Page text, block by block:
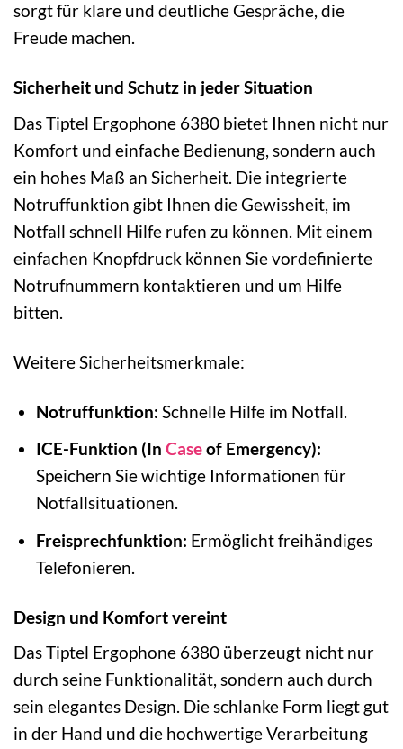
sorgt für klare und deutliche Gespräche, die
Freude machen.
Sicherheit und Schutz in jeder Situation
Das Tiptel Ergophone 6380 bietet Ihnen nicht nur
Komfort und einfache Bedienung, sondern auch
ein hohes Maß an Sicherheit. Die integrierte
Notruffunktion gibt Ihnen die Gewissheit, im
Notfall schnell Hilfe rufen zu können. Mit einem
einfachen Knopfdruck können Sie vordefinierte
Notrufnummern kontaktieren und um Hilfe
bitten.
Weitere Sicherheitsmerkmale:
Notruffunktion: Schnelle Hilfe im Notfall.
ICE-Funktion (In Caseof Emergency):
Speichern Sie wichtige Informationen für
Notfallsituationen.
Freisprechfunktion: Ermöglicht freihändiges
Telefonieren.
Design und Komfort vereint
Das Tiptel Ergophone 6380 überzeugt nicht nur
durch seine Funktionalität, sondern auch durch
sein elegantes Design. Die schlanke Form liegt gut
in der Hand und die hochwertige Verarbeitung